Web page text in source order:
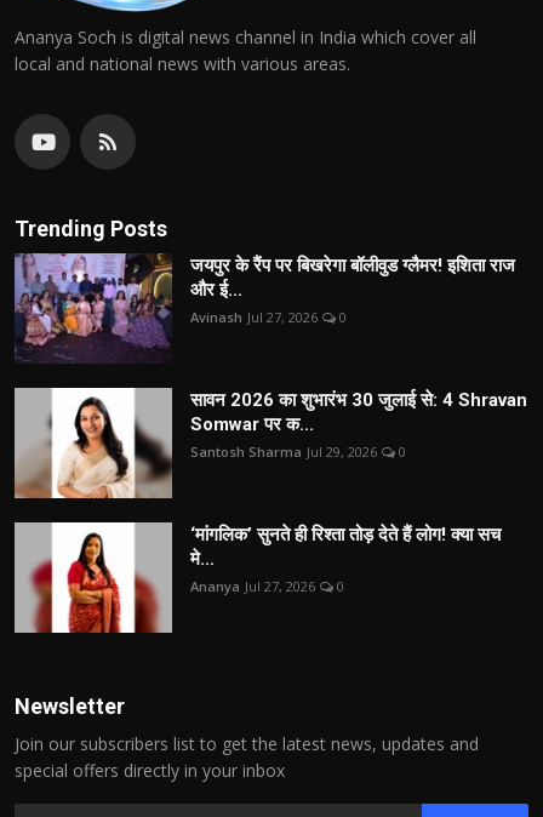
Ananya Soch is digital news channel in India which cover all
local and national news with various areas.
Trending Posts
जयपुर के रैंप पर बिखरेगा बॉलीवुड ग्लैमर! इशिता राज
और ई...
Avinash Jul 27, 2026 0
सावन 2026 का शुभारंभ 30 जुलाई से: 4 Shravan
Somwar पर क...
Santosh Sharma Jul 29, 2026 0
‘मांगलिक’ सुनते ही रिश्ता तोड़ देते हैं लोग! क्या सच
मे...
Ananya Jul 27, 2026 0
Newsletter
Join our subscribers list to get the latest news, updates and
special offers directly in your inbox